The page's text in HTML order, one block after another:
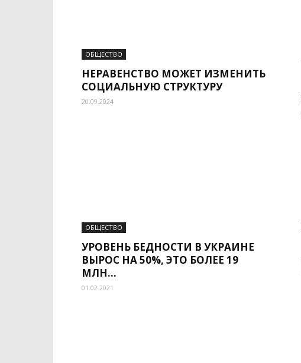
ОБЩЕСТВО
НЕРАВЕНСТВО МОЖЕТ ИЗМЕНИТЬ
СОЦИАЛЬНУЮ СТРУКТУРУ
20.09.2024
ОБЩЕСТВО
УРОВЕНЬ БЕДНОСТИ В УКРАИНЕ
ВЫРОС НА 50%, ЭТО БОЛЕЕ 19
МЛН...
01.02.2021